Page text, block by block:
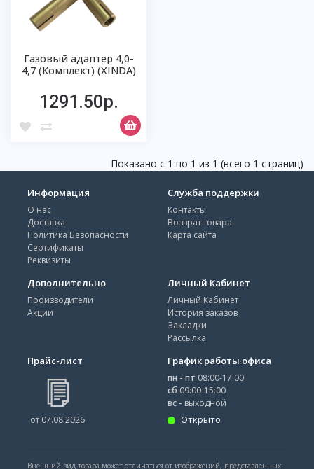
Газовый адаптер 4,0-
4,7 (Комплект) (XINDA)
1291.50р.
Показано с 1 по 1 из 1 (всего 1 страниц)
Информация
О нас
Доставка
Политика Безопасности
Сертификаты
Реквизиты
Служба поддержки
Контакты
Возврат товара
Карта сайта
Дополнительно
Производители
Акции
Личный Кабинет
Личный Кабинет
История заказов
Закладки
Рассылка
Прайс-лист
от 07.08.2026
График работы офиса
пн - пт 08:00-17:00
сб 09:00-15:00
вс - выходной
Открыто
Внешний вид товара может отличаться от изображений, представленных